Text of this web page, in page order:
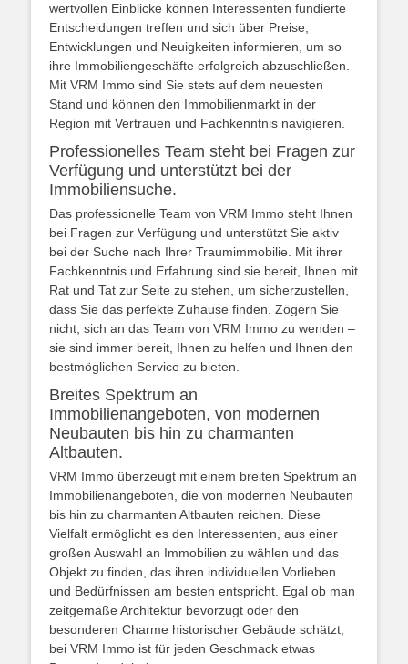
wertvollen Einblicke können Interessenten fundierte
Entscheidungen treffen und sich über Preise,
Entwicklungen und Neuigkeiten informieren, um so
ihre Immobiliengeschäfte erfolgreich abzuschließen.
Mit VRM Immo sind Sie stets auf dem neuesten
Stand und können den Immobilienmarkt in der
Region mit Vertrauen und Fachkenntnis navigieren.
Professionelles Team steht bei Fragen zur
Verfügung und unterstützt bei der
Immobiliensuche.
Das professionelle Team von VRM Immo steht Ihnen
bei Fragen zur Verfügung und unterstützt Sie aktiv
bei der Suche nach Ihrer Traumimmobilie. Mit ihrer
Fachkenntnis und Erfahrung sind sie bereit, Ihnen mit
Rat und Tat zur Seite zu stehen, um sicherzustellen,
dass Sie das perfekte Zuhause finden. Zögern Sie
nicht, sich an das Team von VRM Immo zu wenden –
sie sind immer bereit, Ihnen zu helfen und Ihnen den
bestmöglichen Service zu bieten.
Breites Spektrum an
Immobilienangeboten, von modernen
Neubauten bis hin zu charmanten
Altbauten.
VRM Immo überzeugt mit einem breiten Spektrum an
Immobilienangeboten, die von modernen Neubauten
bis hin zu charmanten Altbauten reichen. Diese
Vielfalt ermöglicht es den Interessenten, aus einer
großen Auswahl an Immobilien zu wählen und das
Objekt zu finden, das ihren individuellen Vorlieben
und Bedürfnissen am besten entspricht. Egal ob man
zeitgemäße Architektur bevorzugt oder den
besonderen Charme historischer Gebäude schätzt,
bei VRM Immo ist für jeden Geschmack etwas